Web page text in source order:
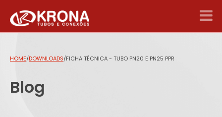
HOME/DOWNLOADS/FICHA TÉCNICA - TUBO PN20 E PN25 PPR
Blog